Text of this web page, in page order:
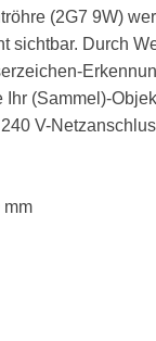
(2G7 9W)
sichtbar. Durch
(Sammel)-
V-
mm